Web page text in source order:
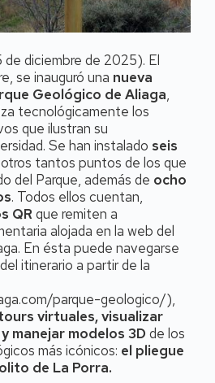
de diciembre de 2025). El
se inauguró una nueva
Geológico de Aliaga,
tecnológicamente los
que ilustran su
Se han instalado seis
tantos puntos de los que
del Parque, además de ocho
. Todos ellos cuentan,
QR que remiten a
alojada en la web del
En ésta puede navegarse
itinerario a partir de la
parque-geologico/),
virtuales, visualizar
manejar modelos 3D de los
más icónicos: el pliegue
de La Porra.